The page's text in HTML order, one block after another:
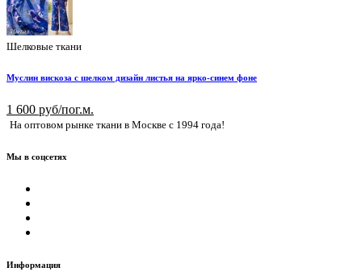
Шелковые ткани
Муслин вискоза с шелком дизайн листья на ярко-синем фоне
1 600 руб/пог.м.
На оптовом рынке ткани в Москве с 1994 года!
Мы в соцсетях
Информация